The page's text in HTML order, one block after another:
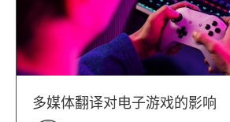
多媒体翻译对电子游戏的影响